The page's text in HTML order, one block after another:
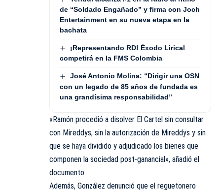
de “Soldado Engañado” y firma con Joch
Entertainment en su nueva etapa en la
bachata
¡Representando RD! Éxodo Lirical
competirá en la FMS Colombia
José Antonio Molina: “Dirigir una OSN
con un legado de 85 años de fundada es
una grandísima responsabilidad”
«Ramón procedió a disolver El Cartel sin consultar
con Mireddys, sin la autorización de Mireddys y sin
que se haya dividido y adjudicado los bienes que
componen la sociedad post-ganancial», añadió el
documento.
Además, González denunció que el reguetonero